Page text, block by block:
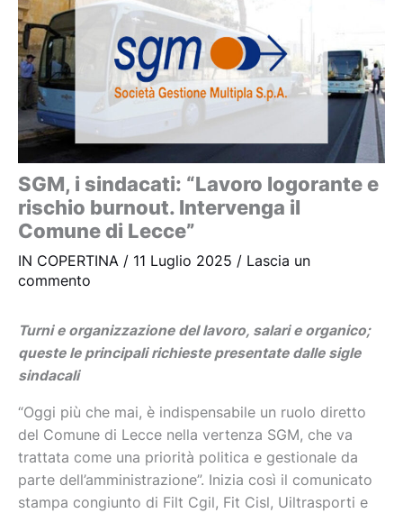
SGM, i sindacati: “Lavoro logorante e
rischio burnout. Intervenga il
Comune di Lecce”
IN COPERTINA / 11 Luglio 2025 / Lascia un
commento
Turni e organizzazione del lavoro, salari e organico;
queste le principali richieste presentate dalle sigle
sindacali
“Oggi più che mai, è indispensabile un ruolo diretto
del Comune di Lecce nella vertenza SGM, che va
trattata come una priorità politica e gestionale da
parte dell’amministrazione”. Inizia così il comunicato
stampa congiunto di Filt Cgil, Fit Cisl, Uiltrasporti e